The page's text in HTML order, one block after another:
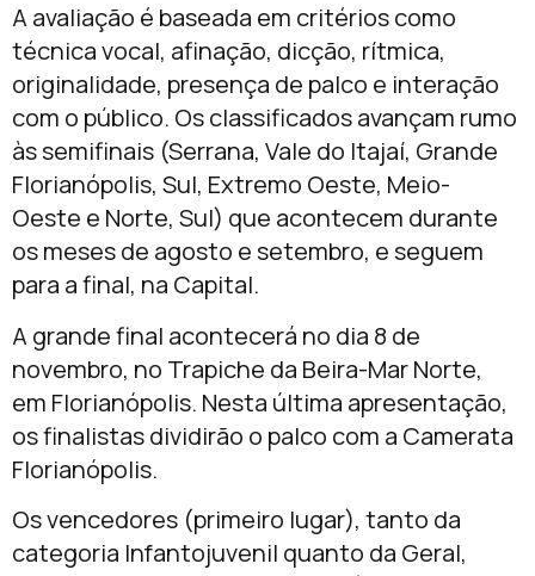
A avaliação é baseada em critérios como
técnica vocal, afinação, dicção, rítmica,
originalidade, presença de palco e interação
com o público. Os classificados avançam rumo
às semifinais (Serrana, Vale do Itajaí, Grande
Florianópolis, Sul, Extremo Oeste, Meio-
Oeste e Norte, Sul) que acontecem durante
os meses de agosto e setembro, e seguem
para a final, na Capital.
A grande final acontecerá no dia 8 de
novembro, no Trapiche da Beira-Mar Norte,
em Florianópolis. Nesta última apresentação,
os finalistas dividirão o palco com a Camerata
Florianópolis.
Os vencedores (primeiro lugar), tanto da
categoria Infantojuvenil quanto da Geral,